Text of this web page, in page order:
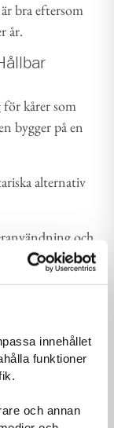
innehållet
funktioner
och annan
bra eftersom
år.
för kårer som
bygger på en
alternativ
och
som lär
tillsammans